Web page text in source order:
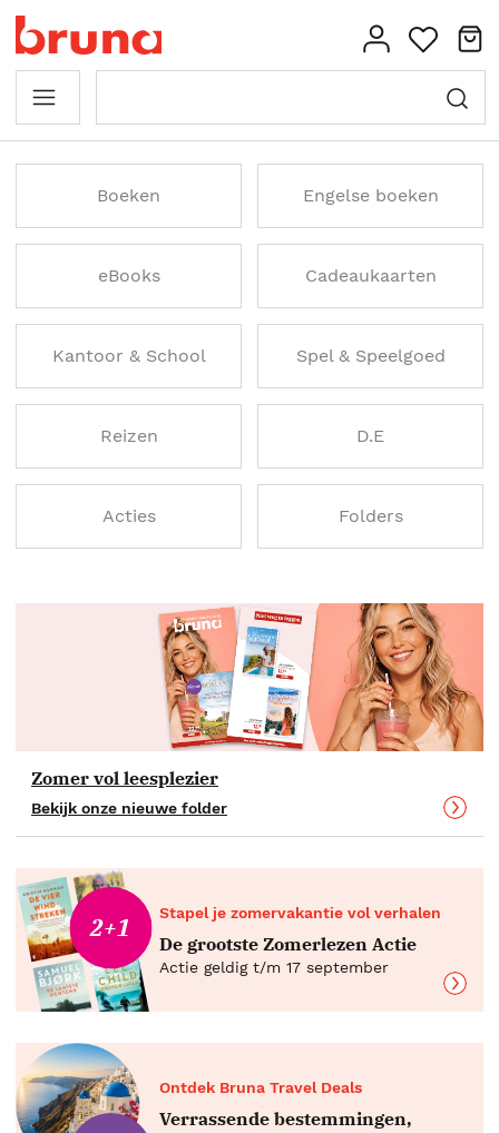
Boeken Engelse boeken
eBooks Cadeaukaarten
Kantoor & School Spel & Speelgoed
Reizen D.E
Acties Folders
Zomer vol leesplezier
Bekijk onze nieuwe folder
2+1 Stapel je zomervakantie vol verhalen
De grootste Zomerlezen Actie
Actie geldig t/m 17 september
Ontdek Bruna Travel Deals
Verrassende bestemmingen,